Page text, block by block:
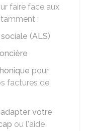
faire face aux
:
(ALS)
pour
factures de
votre
ou l'aide